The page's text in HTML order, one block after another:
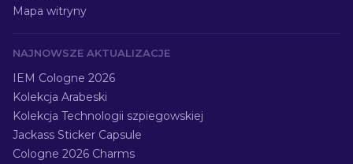
Mapa witryny
NAJNOWSZE AKTUALIZACJE
IEM Cologne 2026
Kolekcja Arabeski
Kolekcja Technologii szpiegowskiej
Jackass Sticker Capsule
Cologne 2026 Charms